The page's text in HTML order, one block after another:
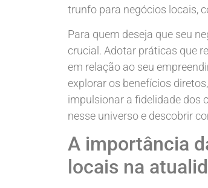
trunfo para negócios locais,
Para quem deseja que seu
crucial. Adotar práticas que
em relação ao seu
explorar os benefícios
impulsionar a fidelidade dos
nesse universo e descobrir
A importância
locais na